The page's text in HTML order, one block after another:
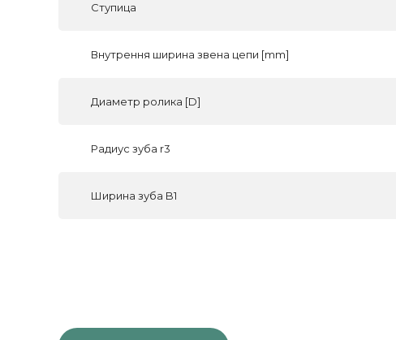
Ступица
Внутрення ширина звена цепи [mm]
Диаметр ролика [D]
Радиус зуба r3
Ширина зуба B1